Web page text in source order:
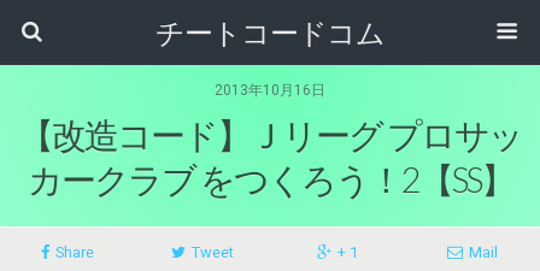
チートコードコム
2013年10月16日
【改造コード】Ｊリーグ プロサッ
カークラブ をつくろう！2【SS】
Share Tweet + 1 Mail